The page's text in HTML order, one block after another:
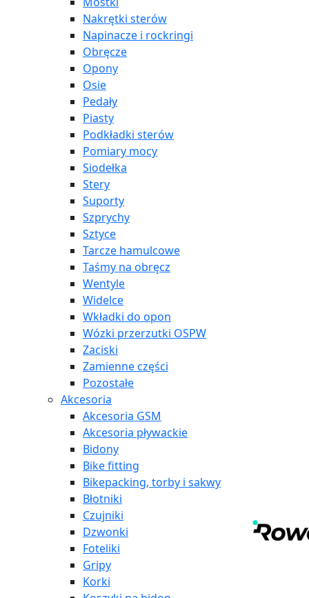
Nakrętki sterów
Napinacze i rockringi
Obręcze
Opony
Osie
Pedały
Piasty
Podkładki sterów
Pomiary mocy
Siodełka
Stery
Suporty
Szprychy
Sztyce
Tarcze hamulcowe
Taśmy na obręcz
Wentyle
Widelce
Wkładki do opon
Wózki przerzutki OSPW
Zaciski
Zamienne części
Pozostałe
Akcesoria
Akcesoria GSM
Akcesoria pływackie
Bidony
Bike fitting
Bikepacking, torby i sakwy
Błotniki
Czujniki
Dzwonki
Foteliki
Gripy
Korki